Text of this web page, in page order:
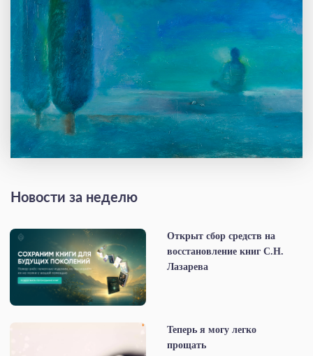
Новости за неделю
Открыт сбор средств на
восстановление книг С.Н.
Лазарева
Теперь я могу легко
прощать